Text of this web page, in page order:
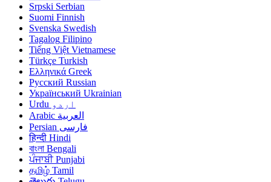
Srpski Serbian
Suomi Finnish
Svenska Swedish
Tagalog Filipino
Tiếng Việt Vietnamese
Türkçe Turkish
Ελληνικά Greek
Русский Russian
Український Ukrainian
اردو Urdu
العربية Arabic
فارسی Persian
हिन्दी Hindi
বাংলা Bengali
ਪੰਜਾਬੀ Punjabi
தமிழ் Tamil